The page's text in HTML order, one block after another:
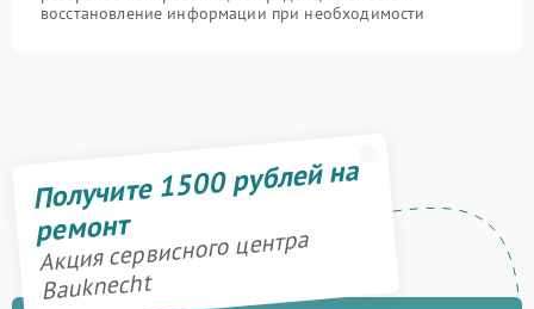
восстановление информации при необходимости
Получите 1500 рублей на
ремонт
Акция сервисного центра
Bauknecht